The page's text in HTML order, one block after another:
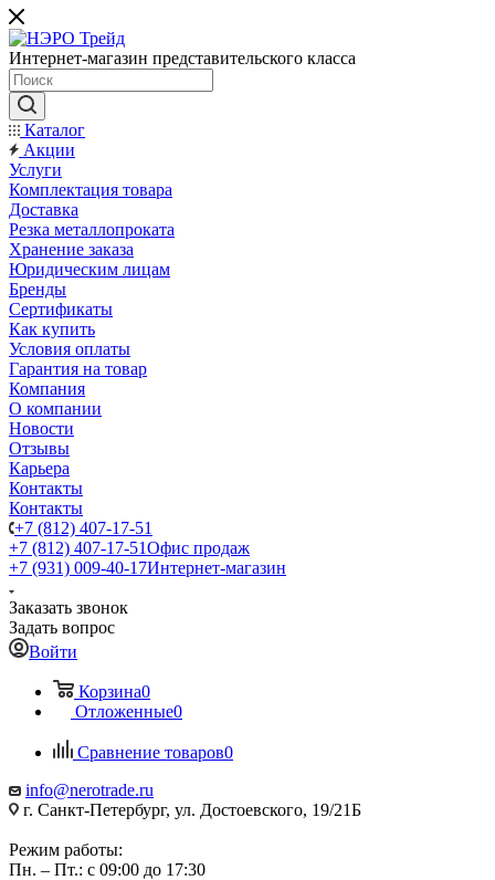
Интернет-магазин представительского класса
Каталог
Акции
Услуги
Комплектация товара
Доставка
Резка металлопроката
Хранение заказа
Юридическим лицам
Бренды
Сертификаты
Как купить
Условия оплаты
Гарантия на товар
Компания
О компании
Новости
Отзывы
Карьера
Контакты
Контакты
+7 (812) 407-17-51
+7 (812) 407-17-51Офис продаж
+7 (931) 009-40-17Интернет-магазин
Заказать звонок
Задать вопрос
Войти
Корзина0
Отложенные0
Сравнение товаров0
info@nerotrade.ru
г. Санкт-Петербург, ул. Достоевского, 19/21Б
Режим работы:
Пн. – Пт.: с 09:00 до 17:30